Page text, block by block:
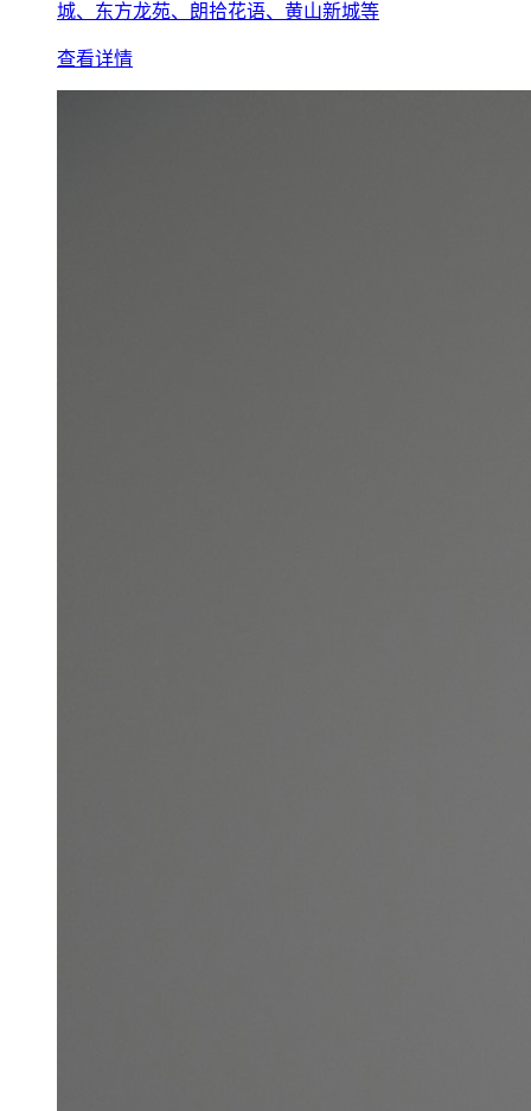
城、东方龙苑、朗拾花语、黄山新城等
查看详情